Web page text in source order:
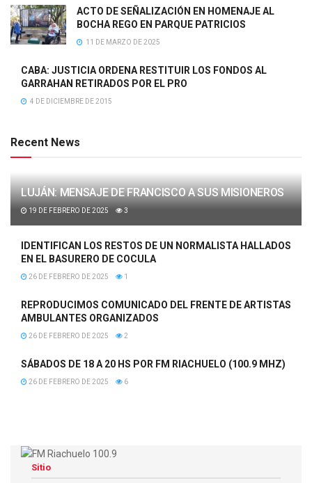
ACTO DE SEÑALIZACIÓN EN HOMENAJE AL
BOCHA REGO EN PARQUE PATRICIOS
11 DE MARZO DE 2025
CABA: JUSTICIA ORDENA RESTITUIR LOS FONDOS AL
GARRAHAN RETIRADOS POR EL PRO
4 DE DICIEMBRE DE 2015
Recent News
LUJÁN: MENSAJE DE FRANCISCO A SUS MISIONEROS
19 DE FEBRERO DE 2025 3
IDENTIFICAN LOS RESTOS DE UN NORMALISTA HALLADOS
EN EL BASURERO DE COCULA
26 DE FEBRERO DE 2025 1
REPRODUCIMOS COMUNICADO DEL FRENTE DE ARTISTAS
AMBULANTES ORGANIZADOS
26 DE FEBRERO DE 2025 2
SÁBADOS DE 18 A 20 HS POR FM RIACHUELO (100.9 MHZ)
26 DE FEBRERO DE 2025 6
Sitio